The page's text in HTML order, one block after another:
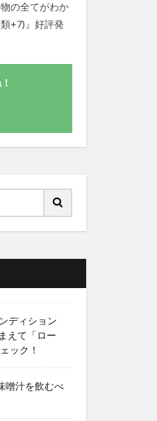
の全てがわか
+7)』好評発
ディション
えて「ロー
ック！
噌汁を飲むべ